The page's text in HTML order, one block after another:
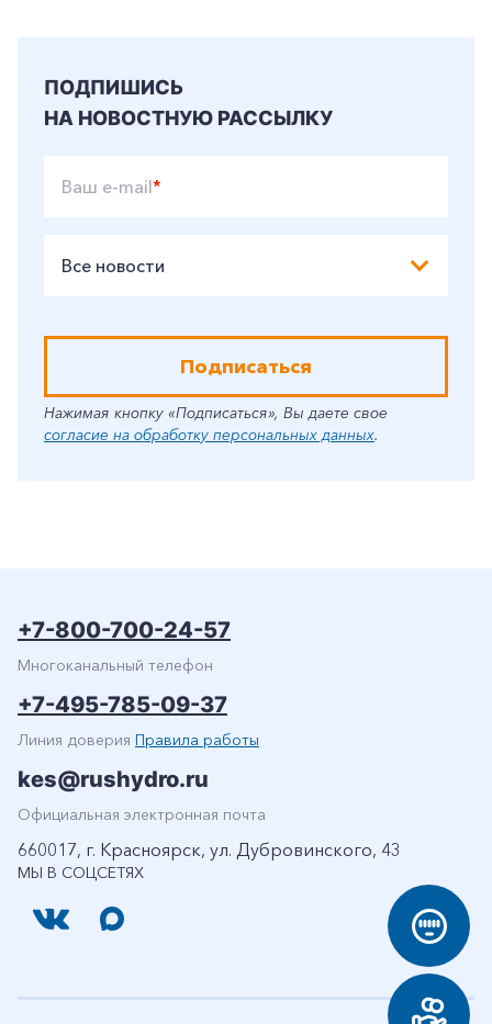
ПОДПИШИСЬ
НА НОВОСТНУЮ РАССЫЛКУ
Ваш e-mail*
Все новости
Подписаться
Нажимая кнопку «Подписаться», Вы даете свое
согласие на обработку персональных данных.
МЫ В СОЦСЕТЯХ
+7-800-700-24-57
Многоканальный телефон
+7-495-785-09-37
Линия доверия Правила работы
kes@rushydro.ru
Официальная электронная почта
660017, г. Красноярск, ул. Дубровинского, 43